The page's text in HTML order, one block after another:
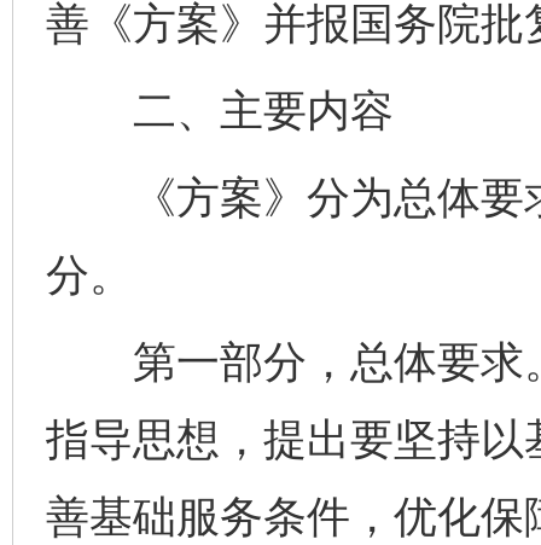
善《方案》并报国务院批
二、主要内容
《方案》分为总体要
分。
第一部分，总体要求
指导思想，提出要坚持
善基础服务条件，优化